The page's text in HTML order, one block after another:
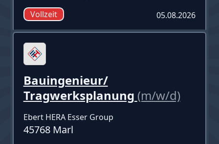
Vollzeit 05.08.2026
Bauingenieur/
Tragwerksplanung (m/w/d)
Ebert HERA Esser Group
45768 Marl